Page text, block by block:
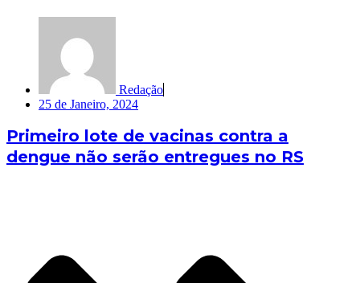
Redação
25 de Janeiro, 2024
Primeiro lote de vacinas contra a
dengue não serão entregues no RS